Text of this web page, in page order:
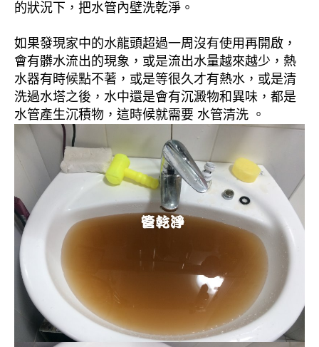
的狀況下，把水管內壁洗乾淨。
如果發現家中的水龍頭超過一周沒有使用再開啟，
會有髒水流出的現象，或是流出水量越來越少，熱
水器有時候點不著，或是等很久才有熱水，或是清
洗過水塔之後，水中還是會有沉澱物和異味，都是
水管產生沉積物，這時候就需要 水管清洗 。